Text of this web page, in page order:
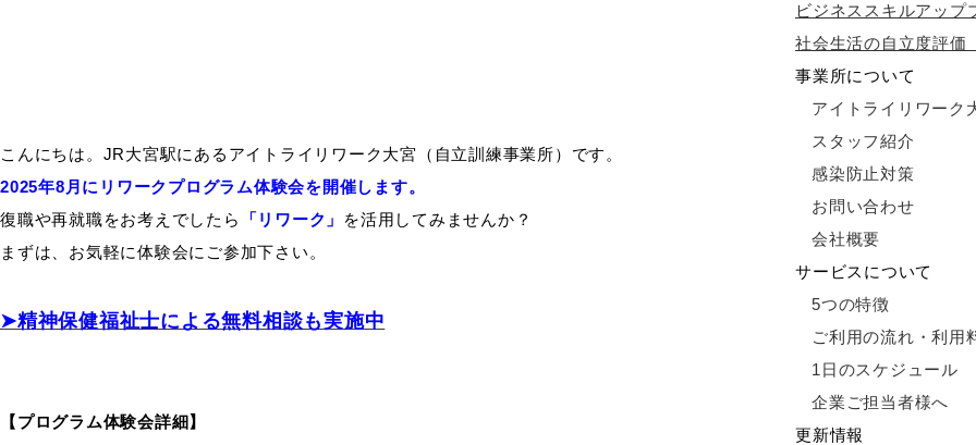
こんにちは。JR大宮駅にあるアイトライリワーク大宮（自立訓練事業所）です。
2025年8月にリワークプログラム体験会を開催します。
復職や再就職をお考えでしたら
「リワーク」
を活用してみませんか？
まずは、お気軽に体験会にご参加下さい。
➤精神保健福祉士による無料相談も実施中
【プログラム体験会詳細】
ビジネススキルアップ
社会生活の自立度評価
事業所について
アイトライリワーク
スタッフ紹介
感染防止対策
お問い合わせ
会社概要
サービスについて
5つの特徴
ご利用の流れ・利用
1日のスケジュール
企業ご担当者様へ
更新情報